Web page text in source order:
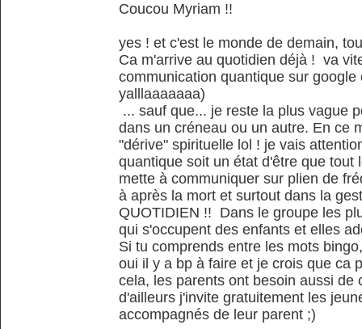
Coucou Myriam !!
yes ! et c'est le monde de demain,
Ca m'arrive au quotidien déjà ! va
communication quantique sur
yalllaaaaaaa)
... sauf que... je reste la plus vague
dans un créneau ou un autre. En ce
"dérive" spirituelle lol ! je vais
quantique soit un état d'être que tout
mette à communiquer sur plien de
à après la mort et surtout dans la
QUOTIDIEN !! Dans le groupe les
qui s'occupent des enfants et elles
Si tu comprends entre les mots
oui il y a bp à faire et je crois que ca
cela, les parents ont besoin aussi de
d'ailleurs j'invite gratuitement les
accompagnés de leur parent ;)